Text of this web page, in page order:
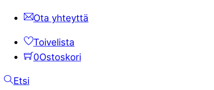
Ota yhteyttä
Toivelista
0Ostoskori
Etsi